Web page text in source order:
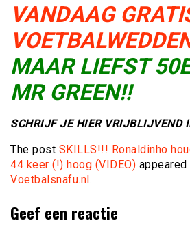
VANDAAG
MAAR LIEFST
MR GREEN!!
SCHRIJF JE HIER VRIJBLIJVEND
The post SKILLS!!! Ronaldinho
44 keer (!) hoog (VIDEO)
Voetbalsnafu.nl.
Geef een reactie